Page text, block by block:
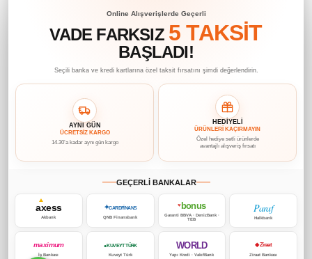
Online Alışverişlerde Geçerli
VADE FARKSIZ 5 TAKSİT
BAŞLADI!
Seçili banka ve kredi kartlarına özel taksit fırsatını şimdi değerlendirin.
AYNI GÜN
ÜCRETSİZ KARGO
14.30’a kadar aynı gün kargo
HEDİYELİ
ÜRÜNLERİ KAÇIRMAYIN
Özel hediye setli ürünlerde
avantajlı alışveriş fırsatı
GEÇERLİ BANKALAR
axess
Akbank
✦CARDFİNANS
QNB Finansbank
♥bonus
Garanti BBVA · DenizBank ·
TEB
Paraf
Halkbank
maximum
İş Bankası
● KUVEYT TÜRK
Kuveyt Türk
WORLD
Yapı Kredi · VakıfBank
◆ Ziraat
Ziraat Bankası